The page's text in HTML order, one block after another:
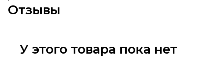
Отзывы
У этого товара пока нет